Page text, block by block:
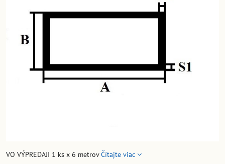
VO VÝPREDAJI 1 ks x 6 metrovČítajte viac